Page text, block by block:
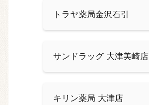
トラヤ薬局金沢石引
サンドラッグ 大津美崎店
キリン薬局 大津店